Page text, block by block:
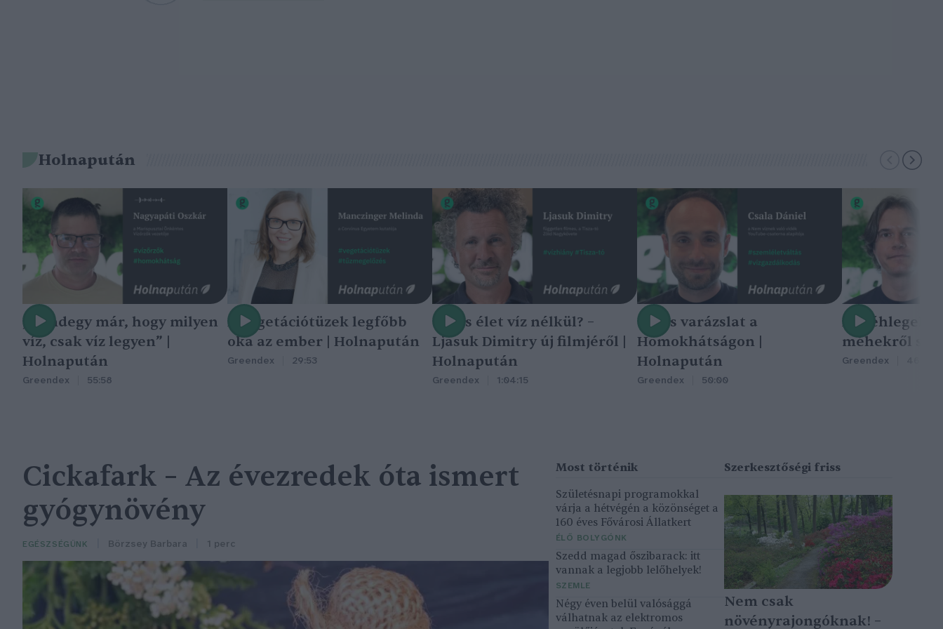
Holnapután
„Mindegy már, hogy milyen
víz, csak víz legyen” |
Holnapután
Greendex 55:58
A vegetációtüzek legfőbb
oka az ember | Holnapután
Greendex 29:53
Nincs élet víz nélkül? –
Ljasuk Dimitry új filmjéről |
Holnapután
Greendex 1:04:15
Nincs varázslat a
Homokhátságon |
Holnapután
Greendex 50:00
A méhlegelő
méhekről
Greendex
Cickafark – Az évezredek óta ismert
gyógynövény
EGÉSZSÉGÜNK Börzsey Barbara 1 perc
Születésnapi programokkal
várja a hétvégén a közönséget a
160 éves Fővárosi Állatkert
ÉLŐ BOLYGÓNK
Szedd magad őszibarack: itt
vannak a legjobb lelőhelyek!
SZEMLE
Négy éven belül valósággá
válhatnak az elektromos
Nem csak
növényrajongóknak! –